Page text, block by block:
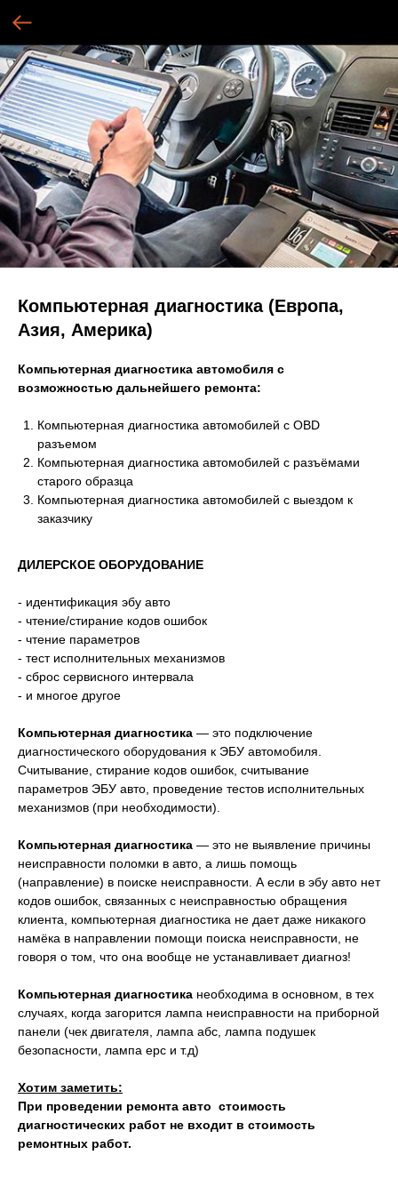
Компьютерная диагностика (Европа,
Азия, Америка)
Компьютерная диагностика автомобиля с
возможностью дальнейшего ремонта:
Компьютерная диагностика автомобилей с OBD
разъемом
Компьютерная диагностика автомобилей с разъёмами
старого образца
Компьютерная диагностика автомобилей с выездом к
заказчику
ДИЛЕРСКОЕ ОБОРУДОВАНИЕ
- идентификация эбу авто
- чтение/стирание кодов ошибок
- чтение параметров
- тест исполнительных механизмов
- сброс сервисного интервала
- и многое другое
Компьютерная диагностика — это подключение
диагностического оборудования к ЭБУ автомобиля.
Считывание, стирание кодов ошибок, считывание
параметров ЭБУ авто, проведение тестов исполнительных
механизмов (при необходимости).
Компьютерная диагностика — это не выявление причины
неисправности поломки в авто, а лишь помощь
(направление) в поиске неисправности. А если в эбу авто нет
кодов ошибок, связанных с неисправностью обращения
клиента, компьютерная диагностика не дает даже никакого
намёка в направлении помощи поиска неисправности, не
говоря о том, что она вообще не устанавливает диагноз!
Компьютерная диагностика необходима в основном, в тех
случаях, когда загорится лампа неисправности на приборной
панели (чек двигателя, лампа абс, лампа подушек
безопасности, лампа epc и т.д)
Хотим заметить:
При проведении ремонта авто стоимость
диагностических работ не входит в стоимость
ремонтных работ.